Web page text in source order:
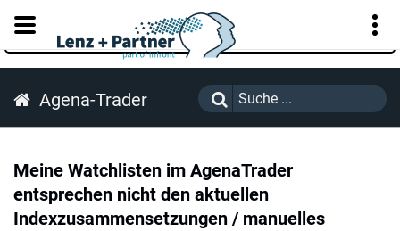
KUNDENPORTAL
Agena-Trader
Meine Watchlisten im AgenaTrader
entsprechen nicht den aktuellen
Indexzusammensetzungen / manuelles